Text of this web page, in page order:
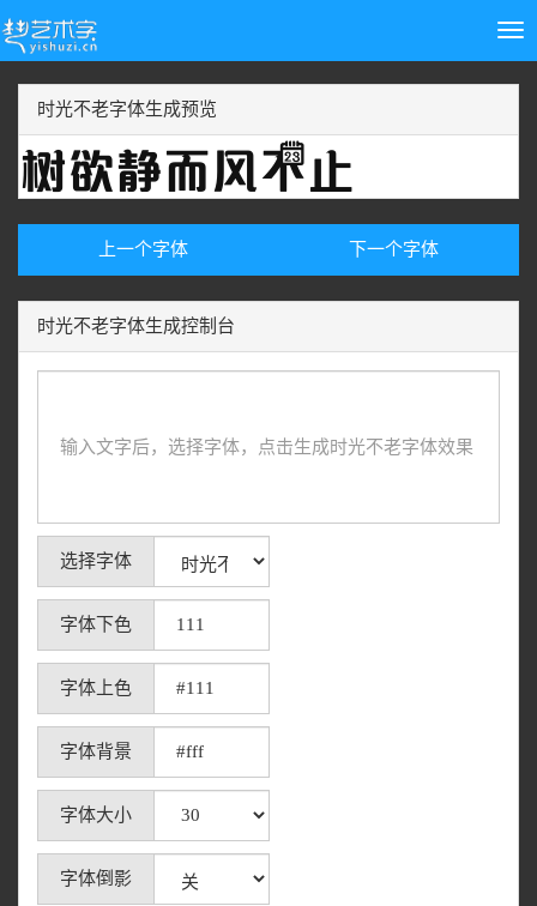
时光不老字体生成预览
上一个字体 下一个字体
时光不老字体生成控制台
选择字体
字体下色
字体上色
字体背景
字体大小
字体倒影